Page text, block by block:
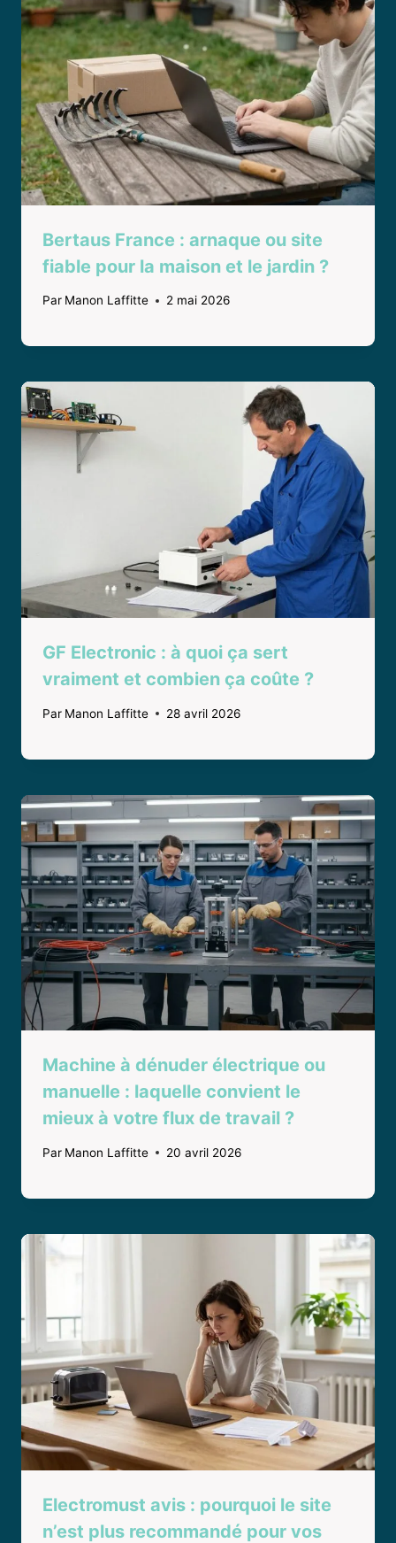
Bertaus France : arnaque ou site
fiable pour la maison et le jardin ?
Par Manon Laffitte 2 mai 2026
GF Electronic : à quoi ça sert
vraiment et combien ça coûte ?
Par Manon Laffitte 28 avril 2026
Machine à dénuder électrique ou
manuelle : laquelle convient le
mieux à votre flux de travail ?
Par Manon Laffitte 20 avril 2026
Electromust avis : pourquoi le site
n’est plus recommandé pour vos